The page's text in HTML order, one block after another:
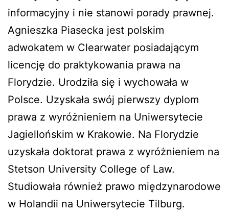
informacyjny i nie stanowi porady prawnej.
Agnieszka Piasecka jest polskim
adwokatem w Clearwater posiadającym
licencję do praktykowania prawa na
Florydzie. Urodziła się i wychowała w
Polsce. Uzyskała swój pierwszy dyplom
prawa z wyróżnieniem na Uniwersytecie
Jagiellońskim w Krakowie. Na Florydzie
uzyskała doktorat prawa z wyróżnieniem na
Stetson University College of Law.
Studiowała również prawo międzynarodowe
w Holandii na Uniwersytecie Tilburg.